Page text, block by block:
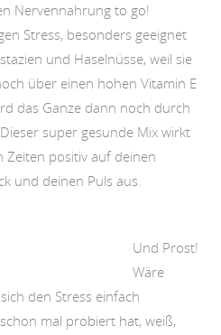
Nervennahrung to go!
Stress, besonders geeignet
und Haselnüsse, weil sie
über einen hohen Vitamin E
das Ganze dann noch durch
super gesunde Mix wirkt
Zeiten positiv auf deinen
und deinen Puls aus.
Und Prost!
Wäre
den Stress einfach
mal probiert hat, weiß,